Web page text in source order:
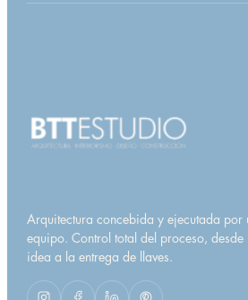
Arquitectura concebida y ejecutada por
equipo. Control total del proceso,
idea a la entrega de llaves.